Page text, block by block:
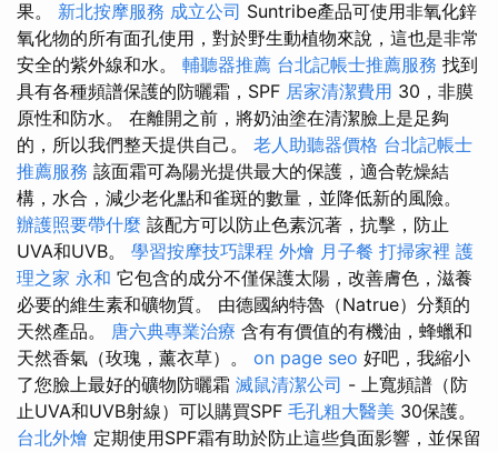
果。 新北按摩服務 成立公司 Suntribe產品可使用非氧化鋅
氧化物的所有面孔使用，對於野生動植物來說，這也是非常
安全的紫外線和水。 輔聽器推薦 台北記帳士推薦服務 找到
具有各種頻譜保護的防曬霜，SPF 居家清潔費用 30，非膜
原性和防水。 在離開之前，將奶油塗在清潔臉上是足夠
的，所以我們整天提供自己。 老人助聽器價格 台北記帳士
推薦服務 該面霜可為陽光提供最大的保護，適合乾燥結
構，水合，減少老化點和雀斑的數量，並降低新的風險。
辦護照要帶什麼 該配方可以防止色素沉著，抗擊，防止
UVA和UVB。 學習按摩技巧課程 外燴 月子餐 打掃家裡 護
理之家 永和 它包含的成分不僅保護太陽，改善膚色，滋養
必要的維生素和礦物質。 由德國納特魯（Natrue）分類的
天然產品。 唐六典專業治療 含有有價值的有機油，蜂蠟和
天然香氣（玫瑰，薰衣草）。 on page seo 好吧，我縮小
了您臉上最好的礦物防曬霜 滅鼠清潔公司 - 上寬頻譜（防
止UVA和UVB射線）可以購買SPF 毛孔粗大醫美 30保護。
台北外燴 定期使用SPF霜有助於防止這些負面影響，並保留